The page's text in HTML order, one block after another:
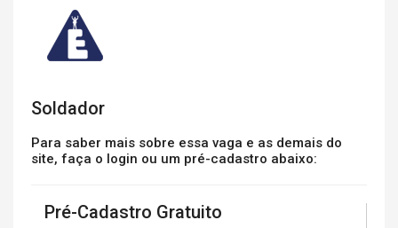
Soldador
Para saber mais sobre essa vaga e as demais do
site, faça o login ou um pré-cadastro abaixo:
Pré-Cadastro Gratuito